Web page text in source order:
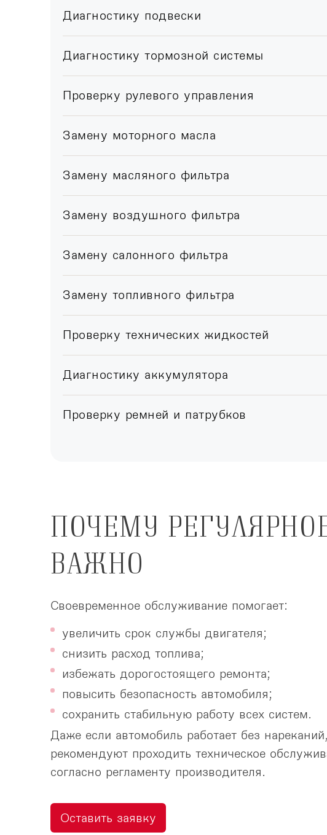
Диагностику подвески
Диагностику тормозной системы
Проверку рулевого управления
Замену моторного масла
Замену масляного фильтра
Замену воздушного фильтра
Замену салонного фильтра
Замену топливного фильтра
Проверку технических жидкостей
Диагностику аккумулятора
Проверку ремней и патрубков
ПОЧЕМУ
ВАЖНО
Своевременное обслуживание помогает:
увеличить срок службы двигателя;
снизить расход топлива;
избежать дорогостоящего ремонта;
повысить безопасность автомобиля;
сохранить стабильную работу всех систем.
Даже если автомобиль работает без
рекомендуют проходить техническое
согласно регламенту производителя.
Оставить заявку